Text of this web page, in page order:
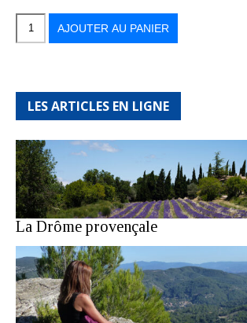
quantité
des
AJOUTER AU PANIER
LES ARTICLES EN LIGNE
La Drôme provençale